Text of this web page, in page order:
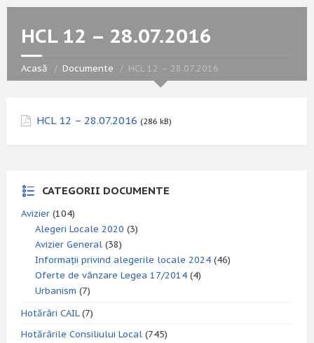
HCL 12 – 28.07.2016
Acasă Documente HCL 12 – 28.07.2016
HCL 12 – 28.07.2016 (286 kB)
CATEGORII DOCUMENTE
Avizier (104)
Alegeri Locale 2020 (3)
Avizier General (38)
Informații privind alegerile locale 2024 (46)
Oferte de vânzare Legea 17/2014 (4)
Urbanism (7)
Hotărâri CAIL(7)
Hotărârile Consiliului Local (745)